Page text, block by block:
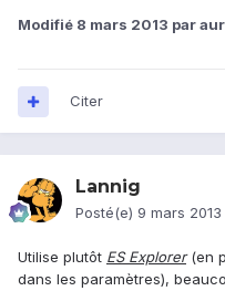
Modifié 8 mars 2013 par
Citer
Lannig
Posté(e) 9 mars 2013
Utilise plutôt ES Explorer(en
dans les paramètres),